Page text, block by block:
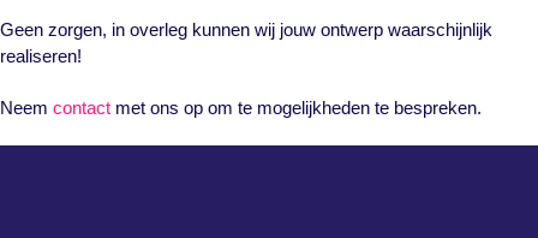
Geen zorgen, in overleg kunnen wij jouw ontwerp waarschijnlijk
realiseren!
Neem contact met ons op om te mogelijkheden te bespreken.